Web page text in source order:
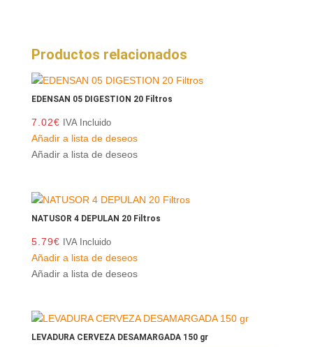
Productos relacionados
EDENSAN 05 DIGESTION 20 Filtros
7.02€ IVA Incluido
Añadir a lista de deseos
Añadir a lista de deseos
NATUSOR 4 DEPULAN 20 Filtros
5.79€ IVA Incluido
Añadir a lista de deseos
Añadir a lista de deseos
LEVADURA CERVEZA DESAMARGADA 150 gr